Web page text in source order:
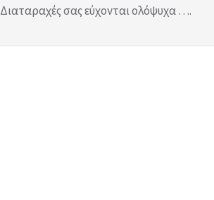
Διαταραχές σας εύχονται ολόψυχα ….